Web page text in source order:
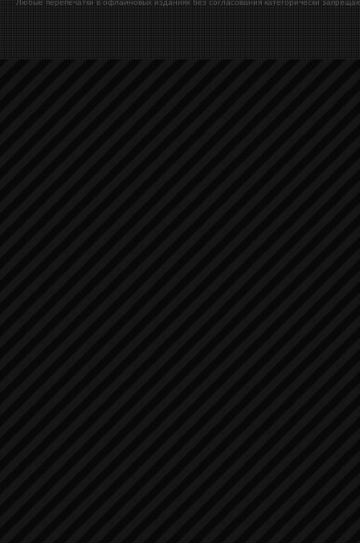
Любые перепечатки в офлайновых изданиях без согласования категорически